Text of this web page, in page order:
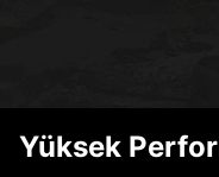
Yüksek